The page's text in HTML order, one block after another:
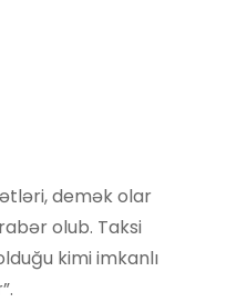
demək olar
olub. Taksi
kimi imkanlı